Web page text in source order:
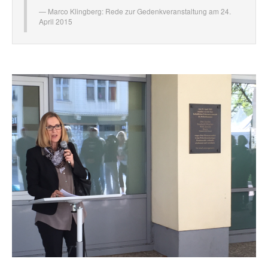
Marco Klingberg: Rede zur Gedenkveranstaltung am 24.
April 2015